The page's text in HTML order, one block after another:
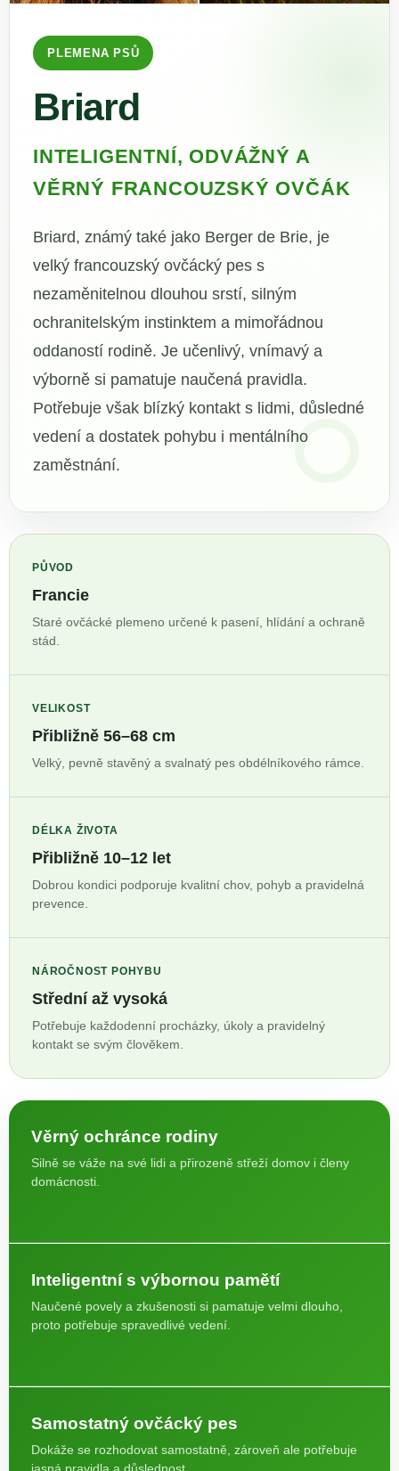
PLEMENA PSŮ
Briard
INTELIGENTNÍ, ODVÁŽNÝ A
VĚRNÝ FRANCOUZSKÝ OVČÁK
Briard, známý také jako Berger de Brie, je
velký francouzský ovčácký pes s
nezaměnitelnou dlouhou srstí, silným
ochranitelským instinktem a mimořádnou
oddaností rodině. Je učenlivý, vnímavý a
výborně si pamatuje naučená pravidla.
Potřebuje však blízký kontakt s lidmi, důsledné
vedení a dostatek pohybu i mentálního
zaměstnání.
PŮVOD
Francie
Staré ovčácké plemeno určené k pasení, hlídání a ochraně
stád.
VELIKOST
Přibližně 56–68 cm
Velký, pevně stavěný a svalnatý pes obdélníkového rámce.
DÉLKA ŽIVOTA
Přibližně 10–12 let
Dobrou kondici podporuje kvalitní chov, pohyb a pravidelná
prevence.
NÁROČNOST POHYBU
Střední až vysoká
Potřebuje každodenní procházky, úkoly a pravidelný
kontakt se svým člověkem.
Věrný ochránce rodiny
Silně se váže na své lidi a přirozeně střeží domov i členy
domácnosti.
Inteligentní s výbornou pamětí
Naučené povely a zkušenosti si pamatuje velmi dlouho,
proto potřebuje spravedlivé vedení.
Samostatný ovčácký pes
Dokáže se rozhodovat samostatně, zároveň ale potřebuje
jasná pravidla a důslednost.